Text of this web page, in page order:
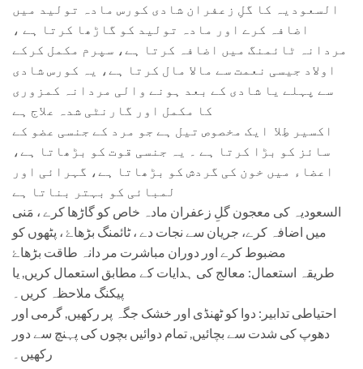
السعودیہ کا گلِ زعفران شادی کورس مادہ تولید میں
اضافہ کرے اور مادہ تولید کو گاڑھا کرتا ہے ،
مردانہ ٹائمنگ میں اضافہ کرتا ہے، سپرم مکمل کرکے
اولاد جیسی نعمت سے مالا مال کرتا ہے، یہ کورس شادی
سے پہلے یا شادی کے بعد ہونے والی مردانہ کمزوری
کا مکمل اور گارنٹی شدہ علاج ہے
اکسیر طِلا ایک مخصوص تیل ہے جو مرد کے جنسی عضو کے
سائز کو بڑا کرتا ہے ۔ یہ جنسی قوت کو بڑھاتا ہے،
اعضاء میں خون کی گردش کو بڑھاتا ہے، گہرائی اور
لمبائی کو بہتر بناتا ہے
السعودیہ کی معجون گلِ زعفران مادہ خاص کو گاڑھا کرے ، مَنی
میں اضافہ کرے، جریان سے نجات دے ، ٹائمنگ بڑھاۓ ، پٹھوں کو
مضبوط کرے اور دوران مباشرت مر دانہ طاقت بڑھاۓ
طریقہ استعمال: معالج کی ہدایات کے مطابق استعمال کریں, یا
پیکنگ ملاحظہ کریں۔
احتیاطی تدابیر: دوا کو ٹھنڈی اور خشک جگہ پر رکھیں, گرمی اور
دھوپ کی شدت سے بچائیں, تمام دوائیں بچوں کی پہنچ سے دور
رکھیں۔